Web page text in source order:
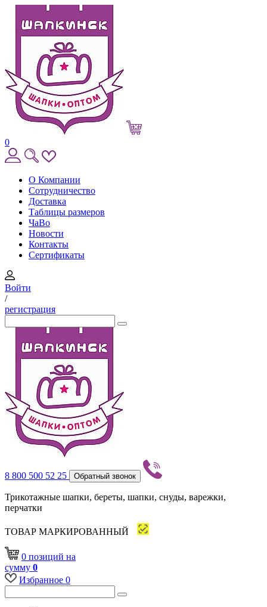
0
О Компании
Сотрудничество
Доставка
Таблицы размеров
ЧаВо
Новости
Контакты
Сертификаты
Войти
/
регистрация
8 800 500 52 25 Обратный звонок
Трикотажные шапки, береты, шапки, снуды, варежки,
перчатки
ТОВАР МАРКИРОВАННЫЙ
0 позиций на
сумму 0
Избранное 0